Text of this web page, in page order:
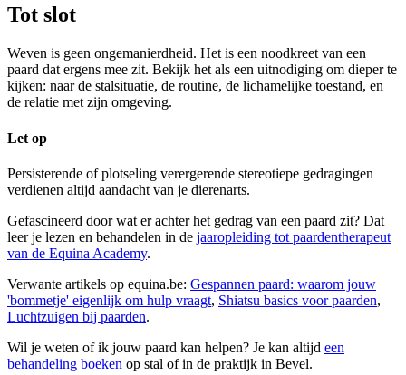
Tot slot
Weven is geen ongemanierdheid. Het is een noodkreet van een
paard dat ergens mee zit. Bekijk het als een uitnodiging om dieper te
kijken: naar de stalsituatie, de routine, de lichamelijke toestand, en
de relatie met zijn omgeving.
Let op
Persisterende of plotseling verergerende stereotiepe gedragingen
verdienen altijd aandacht van je dierenarts.
Gefascineerd door wat er achter het gedrag van een paard zit? Dat
leer je lezen en behandelen in de jaaropleiding tot paardentherapeut
van de Equina Academy.
Verwante artikels op equina.be: Gespannen paard: waarom jouw
'bommetje' eigenlijk om hulp vraagt, Shiatsu basics voor paarden,
Luchtzuigen bij paarden.
Wil je weten of ik jouw paard kan helpen? Je kan altijd een
behandeling boeken op stal of in de praktijk in Bevel.